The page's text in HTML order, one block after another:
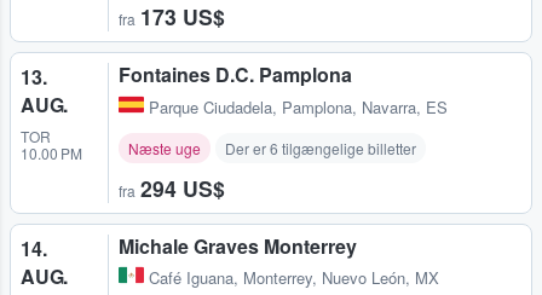
fra 173 US$
13.
AUG.
TOR
10.00 PM
Fontaines D.C. Pamplona
Parque Ciudadela, Pamplona, Navarra, ES
Næste uge Der er 6 tilgængelige billetter
fra 294 US$
14.
AUG.
Michale Graves Monterrey
Café Iguana, Monterrey, Nuevo León, MX